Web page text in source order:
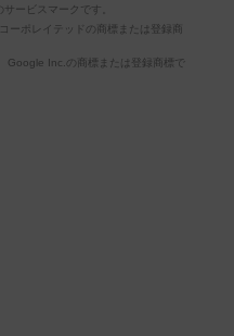
ービスマークです。
ーポレイテッドの商標または登録商
Google Inc.の商標または登録商標で